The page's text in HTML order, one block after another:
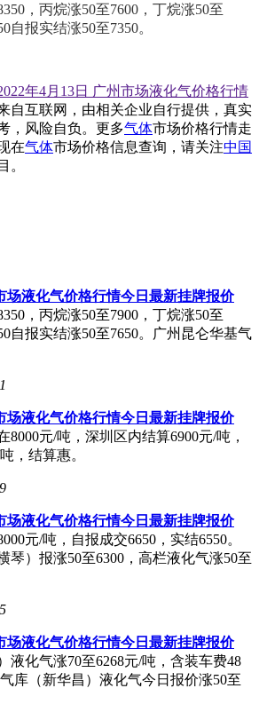
，丙烷涨50至7600，丁烷涨50至
自报实结涨50至7350。
2022年4月13日 广州市场液化气价格行情
自互联网，由相关企业自行提供，真实
，风险自负。更多气体市场价格行情走
在气体市场价格信息查询，请关注中国
。
场液化气价格行情今日最新挂牌报价
，丙烷涨50至7900，丁烷涨50至
自报实结涨50至7650。广州昆仑华基气
场液化气价格行情今日最新挂牌报价
8000元/吨，深圳区内结算6900元/吨，
，结算惠。
场液化气价格行情今日最新挂牌报价
元/吨，自报成交6650，实结6550。
琴）报涨50至6300，高栏液化气涨50至
场液化气价格行情今日最新挂牌报价
液化气涨70至6268元/吨，含装车费48
库（新华昌）液化气今日报价涨50至